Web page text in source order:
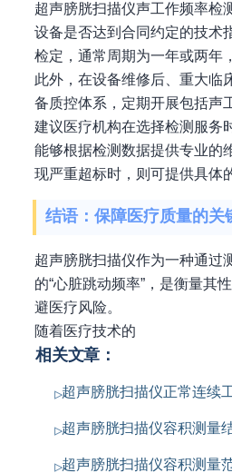
超声膀胱扫描仪声工作频率检
设备是否达到合同约定的技术
检定，通常周期为一年或两年
此外，在设备维修后、重大临
备质控体系，定期开展包括声
建议医疗机构在选择检测服务
能够根据检测数据提供专业的
现严重超标时，则可提供具体
结语：保障医疗质量的关
超声膀胱扫描仪作为一种通过
的“心脏跳动频率”，是衡量其
避医疗风险。
随着医疗技术的
相关文章：
超声膀胱扫描仪正常连续
超声膀胱扫描仪容积测量
超声膀胱扫描仪容积测量